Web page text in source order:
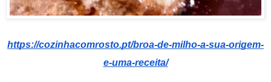
https://cozinhacomrosto.pt/broa-de-milho-a-sua-origem-
e-uma-receita/